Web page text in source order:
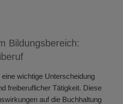
Bildungsbereich:
wichtige Unterscheidung
freiberuflicher Tätigkeit. Diese
auf die Buchhaltung